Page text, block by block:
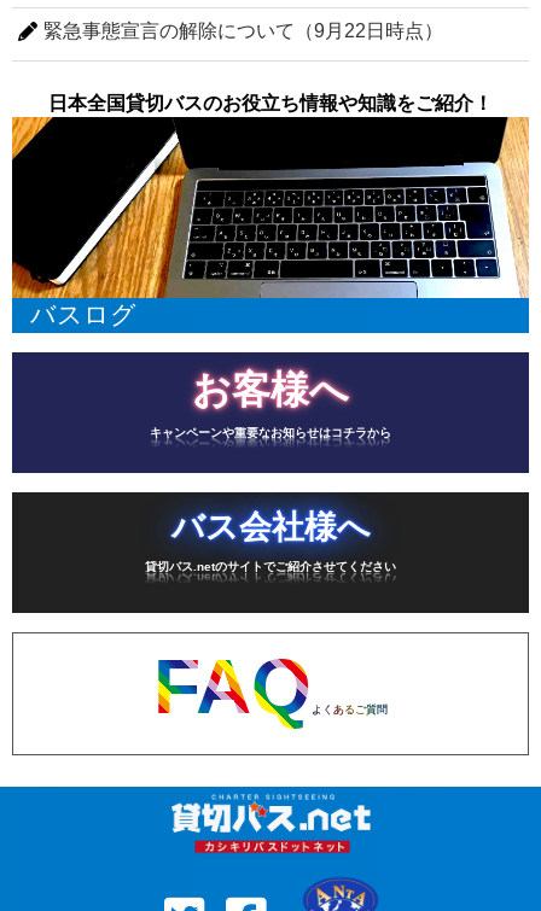
緊急事態宣言の解除について（9月22日時点）
日本全国貸切バスのお役立ち情報や知識をご紹介！
バスログ
お客様へ
キャンペーンや重要なお知らせはコチラから
バス会社様へ
貸切バス.netのサイトでご紹介させてください
FAQ よくあるご質問